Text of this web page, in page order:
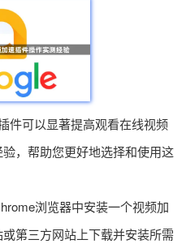
件可以显著提高观看在线视频
，帮助您更好地选择和使用这
浏览器中安装一个视频加
第三方网站上下载并安装所需